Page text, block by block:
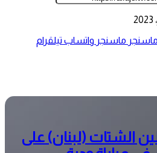
ماسنجر ماسنجر واتساب تيلقرام
الشتات (لبنان) على